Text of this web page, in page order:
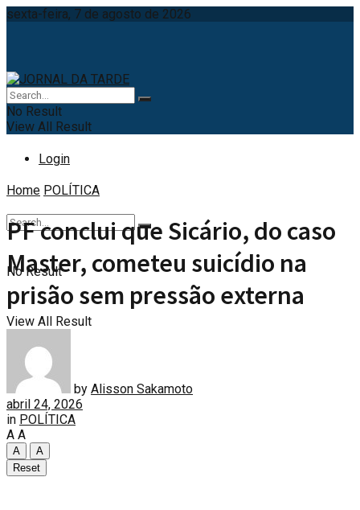
sexta-feira, 7 de agosto de 2026
Login
No Result
View All Result
No Result
View All Result
Home POLÍTICA
PF conclui que Sicário, do caso
Master, cometeu suicídio na
prisão sem pressão externa
by Alisson Sakamoto
abril 24, 2026
in POLÍTICA
A A
A
A
Reset